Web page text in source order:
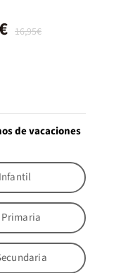
16,95€
de vacaciones
Primaria